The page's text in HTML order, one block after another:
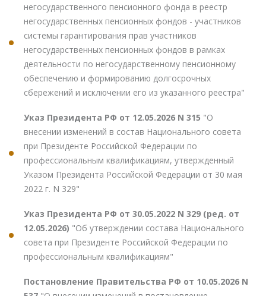
негосударственного пенсионного фонда в реестр
негосударственных пенсионных фондов - участников
системы гарантирования прав участников
негосударственных пенсионных фондов в рамках
деятельности по негосударственному пенсионному
обеспечению и формированию долгосрочных
сбережений и исключении его из указанного реестра"
Указ Президента РФ от 12.05.2026 N 315 "О
внесении изменений в состав Национального совета
при Президенте Российской Федерации по
профессиональным квалификациям, утвержденный
Указом Президента Российской Федерации от 30 мая
2022 г. N 329"
Указ Президента РФ от 30.05.2022 N 329 (ред. от
12.05.2026) "Об утверждении состава Национального
совета при Президенте Российской Федерации по
профессиональным квалификациям"
Постановление Правительства РФ от 10.05.2026 N